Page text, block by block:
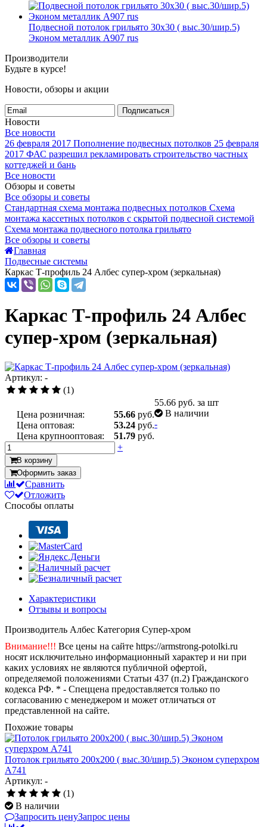
Подвесной потолок грильято 30х30 ( выс.30/шир.5)
Эконом металлик А907 rus
Производители
Будьте в курсе!
Новости, обзоры и акции
Подписаться
Новости
Все новости
26 февраля 2017 Пополнение подвесных потолков 25 февраля
2017 ФАС разрешил рекламировать строительство частных
коттеджей и бань
Все новости
Обзоры и советы
Все обзоры и советы
Стандартная схема монтажа подвесных потолков Схема
монтажа кассетных потолков с скрытой подвесной системой
Схема монтажа подвесного потолка грильято
Все обзоры и советы
Главная
Подвесные системы
Каркас Т-профиль 24 Албес супер-хром (зеркальная)
Каркас Т-профиль 24 Албес
супер-хром (зеркальная)
Артикул: -
(1)
Цена розничная: 55.66 руб.
Цена оптовая:
53.24 руб.
Цена крупнооптовая:
51.79 руб.
55.66 руб. за шт
В наличии
-
+
В корзину
Оформить заказ
Сравнить
Отложить
Способы оплаты
Характеристики
Отзывы и вопросы
Производитель Албес Категория Супер-хром
Внимание!!! Все цены на сайте https://armstrong-potolki.ru
носят исключительно информационный характер и ни при
каких условиях не являются публичной офертой,
определяемой положениями Статьи 437 (п.2) Гражданского
кодекса РФ. * - Спеццена предоставляется только по
согласованию с менеджером и может отличаться от
представленной на сайте.
Похожие товары
Потолок грильято 200х200 ( выс.30/шир.5) Эконом суперхром
А741
Артикул: -
(1)
В наличии
Запросить ценуЗапрос цены